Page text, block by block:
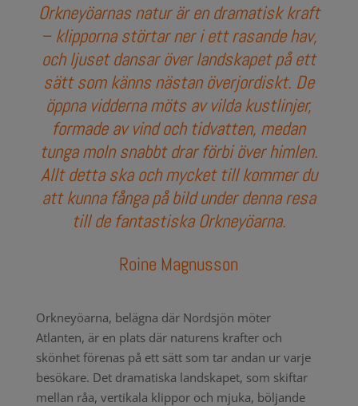
Orkneyöarnas natur är en dramatisk kraft
– klipporna störtar ner i ett rasande hav,
och ljuset dansar över landskapet på ett
sätt som känns nästan överjordiskt. De
öppna vidderna möts av vilda kustlinjer,
formade av vind och tidvatten, medan
tunga moln snabbt drar förbi över himlen.
Allt detta ska och mycket till kommer du
att kunnafångapå bild under denna resa
till de fantastiska Orkneyöarna.
Roine Magnusson
Orkneyöarna, belägna där Nordsjön möter
Atlanten, är en plats där naturens krafter och
skönhet förenas på ett sätt som tar andan ur varje
besökare. Det dramatiska landskapet, som skiftar
mellan råa, vertikala klippor och mjuka, böljande